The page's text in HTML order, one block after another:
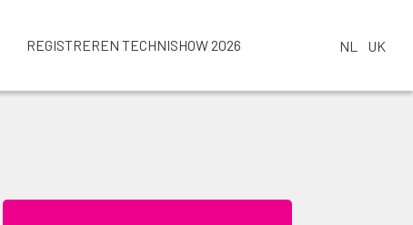
REGISTREREN TECHNISHOW 2026 NL UK